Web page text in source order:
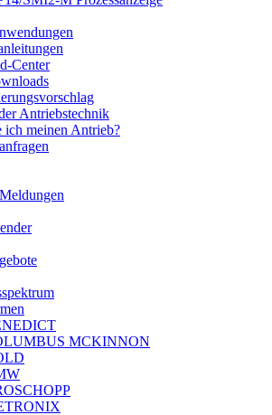
Center
Antriebstechnik
ich meinen Antrieb?
MCKINNON